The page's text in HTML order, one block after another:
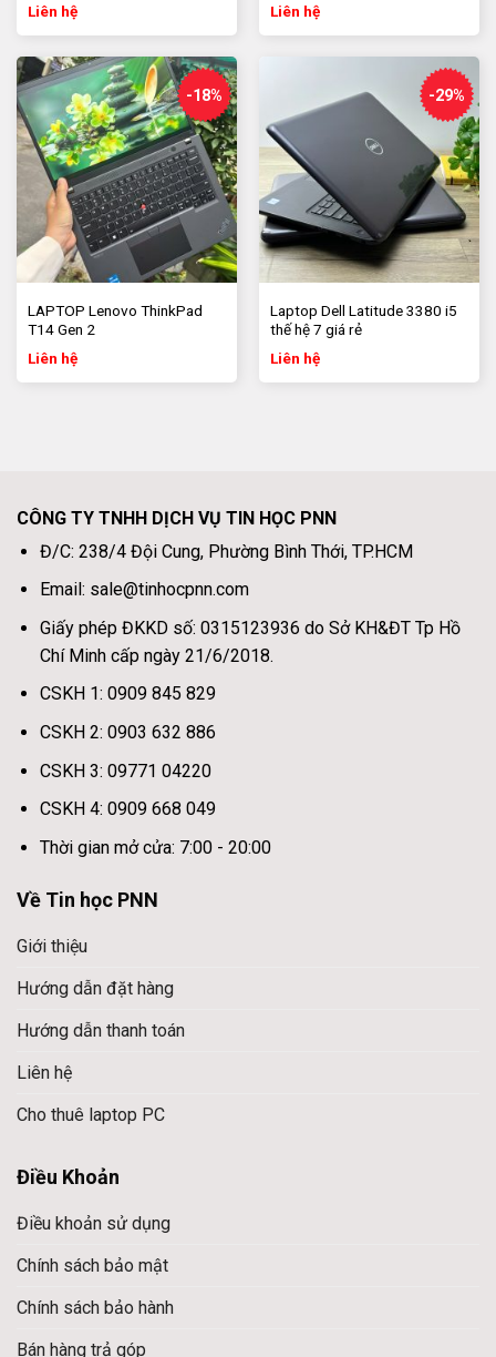
Liên hệ
Liên hệ
-18%
LAPTOP Lenovo ThinkPad
T14 Gen 2
Liên hệ
-29%
Laptop Dell Latitude 3380 i5
thế hệ 7 giá rẻ
Liên hệ
CÔNG TY TNHH DỊCH VỤ TIN HỌC PNN
Đ/C: 238/4 Đội Cung, Phường Bình Thới, TP.HCM
Email: sale@tinhocpnn.com
Giấy phép ĐKKD số: 0315123936 do Sở KH&ĐT Tp Hồ
Chí Minh cấp ngày 21/6/2018.
CSKH 1: 0909 845 829
CSKH 2: 0903 632 886
CSKH 3: 09771 04220
CSKH 4: 0909 668 049
Thời gian mở cửa: 7:00 - 20:00
Về Tin học PNN
Giới thiệu
Hướng dẫn đặt hàng
Hướng dẫn thanh toán
Liên hệ
Cho thuê laptop PC
Điều Khoản
Điều khoản sử dụng
Chính sách bảo mật
Chính sách bảo hành
Bán hàng trả góp